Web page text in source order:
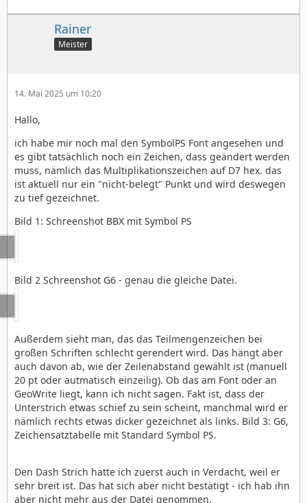
Rainer
Meister
14. Mai 2025 um 10:20
Hallo,
ich habe mir noch mal den SymbolPS Font angesehen und
es gibt tatsächlich noch ein Zeichen, dass geändert werden
muss, nämlich das Multiplikationszeichen auf D7 hex. das
ist aktuell nur ein "nicht-belegt" Punkt und wird deswegen
zu tief gezeichnet.
Bild 1: Schreenshot BBX mit Symbol PS
Bild 2 Schreenshot G6 - genau die gleiche Datei.
Außerdem sieht man, das das Teilmengenzeichen bei
großen Schriften schlecht gerendert wird. Das hängt aber
auch davon ab, wie der Zeilenabstand gewählt ist (manuell
20 pt oder autmatisch einzeilig). Ob das am Font oder an
GeoWrite liegt, kann ich nicht sagen. Fakt ist, dass der
Unterstrich etwas schief zu sein scheint, manchmal wird er
nämlich rechts etwas dicker gezeichnet als links. Bild 3: G6,
Zeichensatztabelle mit Standard Symbol PS.
Den Dash Strich hatte ich zuerst auch in Verdacht, weil er
sehr breit ist. Das hat sich aber nicht bestätigt - ich hab ihn
aber nicht mehr aus der Datei genommen.